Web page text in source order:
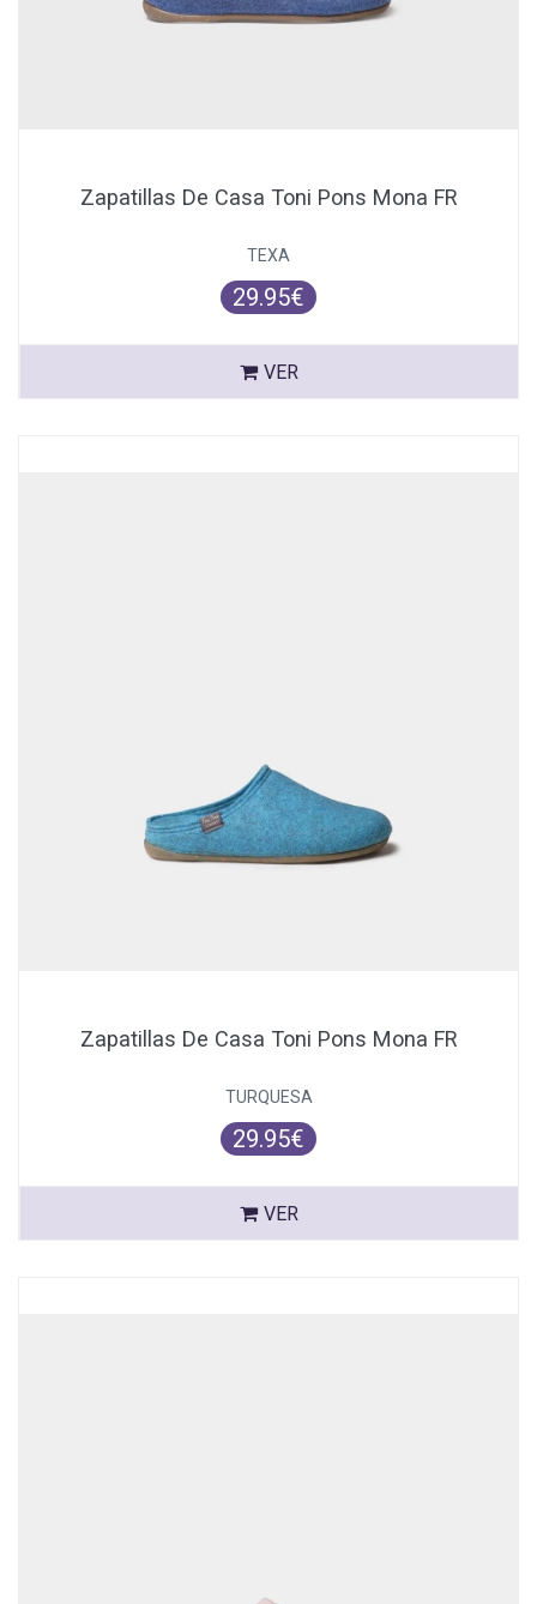
Zapatillas De Casa Toni Pons Mona FR
TEXA
29.95€
VER
Zapatillas De Casa Toni Pons Mona FR
TURQUESA
29.95€
VER